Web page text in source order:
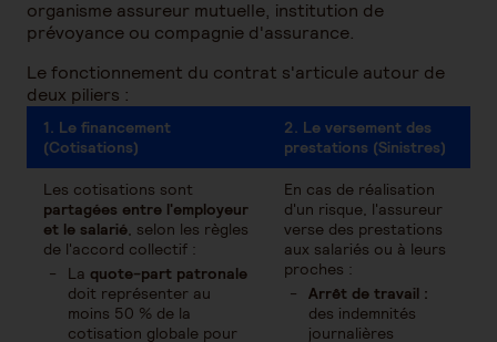
organisme assureur mutuelle, institution de
prévoyance ou compagnie d'assurance.
Le fonctionnement du contrat s'articule autour de
deux piliers :
1. Le financement
(Cotisations)
2. Le versement des
prestations (Sinistres)
Les cotisations sont
partagées entre l'employeur
et le salarié, selon les règles
de l'accord collectif :
La quote-part patronale
doit représenter au
moins 50 % de la
cotisation globale pour
En cas de réalisation
d'un risque, l'assureur
verse des prestations
aux salariés ou à leurs
proches :
Arrêt de travail :
des indemnités
journalières